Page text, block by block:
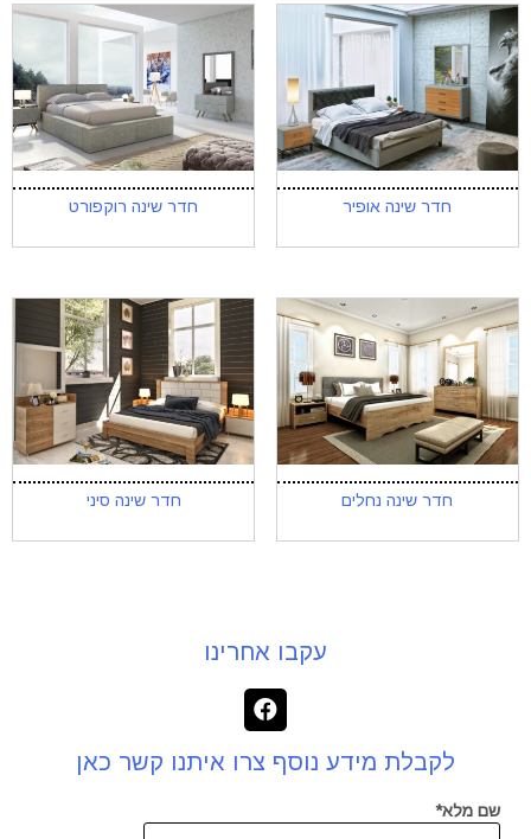
חדר שינה אופיר חדר שינה רוקפורט
חדר שינה נחלים חדר שינה סיני
עקבו אחרינו
לקבלת מידע נוסף צרו איתנו קשר כאן
שם מלא*